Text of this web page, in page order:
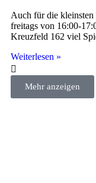
Auch für die
freitags von 16:00-
Kreuzfeld 162 viel
Weiterlesen »
Mehr anzeigen